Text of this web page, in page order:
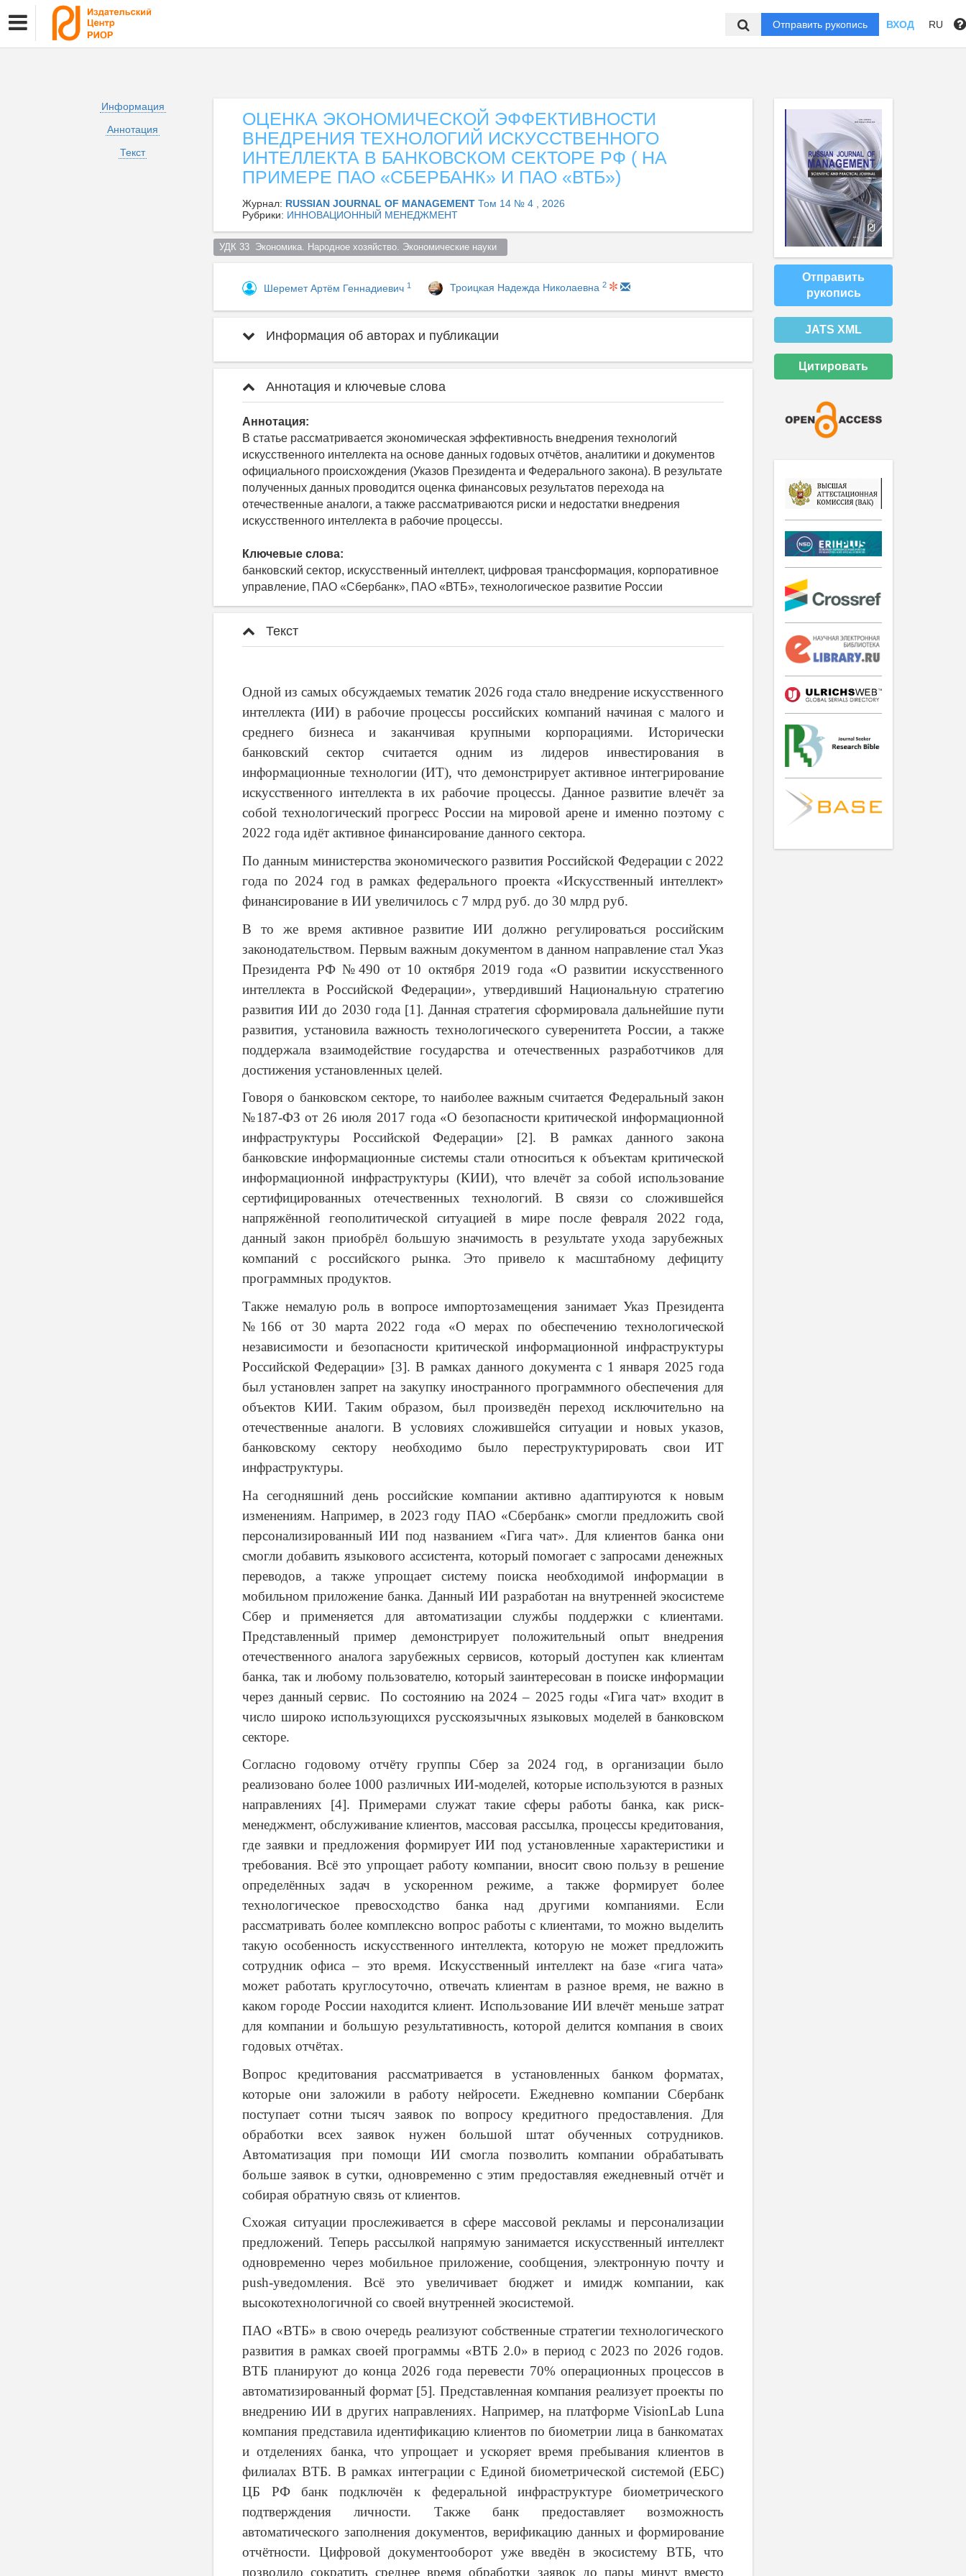
Отправить рукопись ВХОД RU
Информация
Аннотация
Текст
ОЦЕНКА ЭКОНОМИЧЕСКОЙ ЭФФЕКТИВНОСТИ
ВНЕДРЕНИЯ ТЕХНОЛОГИЙ ИСКУССТВЕННОГО
ИНТЕЛЛЕКТА В БАНКОВСКОМ СЕКТОРЕ РФ ( НА
ПРИМЕРЕ ПАО «СБЕРБАНК» И ПАО «ВТБ»)
Журнал: RUSSIAN JOURNAL OF MANAGEMENT Том 14 № 4 , 2026
Рубрики: ИННОВАЦИОННЫЙ МЕНЕДЖМЕНТ
УДК 33  Экономика. Народное хозяйство. Экономические науки
Шеремет Артём Геннадиевич 1 Троицкая Надежда Николаевна 2
Информация об авторах и публикации
Аннотация и ключевые слова
Аннотация:
В статье рассматривается экономическая эффективность внедрения технологий
искусственного интеллекта на основе данных годовых отчётов, аналитики и документов
официального происхождения (Указов Президента и Федерального закона). В результате
полученных данных проводится оценка финансовых результатов перехода на
отечественные аналоги, а также рассматриваются риски и недостатки внедрения
искусственного интеллекта в рабочие процессы.
Ключевые слова:
банковский сектор, искусственный интеллект, цифровая трансформация, корпоративное
управление, ПАО «Сбербанк», ПАО «ВТБ», технологическое развитие России
Текст
Одной из самых обсуждаемых тематик 2026 года стало внедрение искусственного
интеллекта (ИИ) в рабочие процессы российских компаний начиная с малого и
среднего бизнеса и заканчивая крупными корпорациями. Исторически
банковский сектор считается одним из лидеров инвестирования в
информационные технологии (ИТ), что демонстрирует активное интегрирование
искусственного интеллекта в их рабочие процессы. Данное развитие влечёт за
собой технологический прогресс России на мировой арене и именно поэтому с
2022 года идёт активное финансирование данного сектора.
По данным министерства экономического развития Российской Федерации с 2022
года по 2024 год в рамках федерального проекта «Искусственный интеллект»
финансирование в ИИ увеличилось с 7 млрд руб. до 30 млрд руб.
В то же время активное развитие ИИ должно регулироваться российским
законодательством. Первым важным документом в данном направление стал Указ
Президента РФ №490 от 10 октября 2019 года «О развитии искусственного
интеллекта в Российской Федерации», утвердивший Национальную стратегию
развития ИИ до 2030 года [1]. Данная стратегия сформировала дальнейшие пути
развития, установила важность технологического суверенитета России, а также
поддержала взаимодействие государства и отечественных разработчиков для
достижения установленных целей.
Говоря о банковском секторе, то наиболее важным считается Федеральный закон
№187-ФЗ от 26 июля 2017 года «О безопасности критической информационной
инфраструктуры Российской Федерации» [2]. В рамках данного закона
банковские информационные системы стали относиться к объектам критической
информационной инфраструктуры (КИИ), что влечёт за собой использование
сертифицированных отечественных технологий. В связи со сложившейся
напряжённой геополитической ситуацией в мире после февраля 2022 года,
данный закон приобрёл большую значимость в результате ухода зарубежных
компаний с российского рынка. Это привело к масштабному дефициту
программных продуктов.
Также немалую роль в вопросе импортозамещения занимает Указ Президента
№166 от 30 марта 2022 года «О мерах по обеспечению технологической
независимости и безопасности критической информационной инфраструктуры
Российской Федерации» [3]. В рамках данного документа с 1 января 2025 года
был установлен запрет на закупку иностранного программного обеспечения для
объектов КИИ. Таким образом, был произведён переход исключительно на
отечественные аналоги. В условиях сложившейся ситуации и новых указов,
банковскому сектору необходимо было переструктурировать свои ИТ
инфраструктуры.
На сегодняшний день российские компании активно адаптируются к новым
изменениям. Например, в 2023 году ПАО «Сбербанк» смогли предложить свой
персонализированный ИИ под названием «Гига чат». Для клиентов банка они
смогли добавить языкового ассистента, который помогает с запросами денежных
переводов, а также упрощает систему поиска необходимой информации в
мобильном приложение банка. Данный ИИ разработан на внутренней экосистеме
Сбер и применяется для автоматизации службы поддержки с клиентами.
Представленный пример демонстрирует положительный опыт внедрения
отечественного аналога зарубежных сервисов, который доступен как клиентам
банка, так и любому пользователю, который заинтересован в поиске информации
через данный сервис. По состоянию на 2024 – 2025 годы «Гига чат» входит в
число широко использующихся русскоязычных языковых моделей в банковском
секторе.
Согласно годовому отчёту группы Сбер за 2024 год, в организации было
реализовано более 1000 различных ИИ-моделей, которые используются в разных
направлениях [4]. Примерами служат такие сферы работы банка, как риск-
менеджмент, обслуживание клиентов, массовая рассылка, процессы кредитования,
где заявки и предложения формирует ИИ под установленные характеристики и
требования. Всё это упрощает работу компании, вносит свою пользу в решение
определённых задач в ускоренном режиме, а также формирует более
технологическое превосходство банка над другими компаниями. Если
рассматривать более комплексно вопрос работы с клиентами, то можно выделить
такую особенность искусственного интеллекта, которую не может предложить
сотрудник офиса – это время. Искусственный интеллект на базе «гига чата»
может работать круглосуточно, отвечать клиентам в разное время, не важно в
каком городе России находится клиент. Использование ИИ влечёт меньше затрат
для компании и большую результативность, которой делится компания в своих
годовых отчётах.
Вопрос кредитования рассматривается в установленных банком форматах,
которые они заложили в работу нейросети. Ежедневно компании Сбербанк
поступает сотни тысяч заявок по вопросу кредитного предоставления. Для
обработки всех заявок нужен большой штат обученных сотрудников.
Автоматизация при помощи ИИ смогла позволить компании обрабатывать
больше заявок в сутки, одновременно с этим предоставляя ежедневный отчёт и
собирая обратную связь от клиентов.
Схожая ситуации прослеживается в сфере массовой рекламы и персонализации
предложений. Теперь рассылкой напрямую занимается искусственный интеллект
одновременно через мобильное приложение, сообщения, электронную почту и
push-уведомления. Всё это увеличивает бюджет и имидж компании, как
высокотехнологичной со своей внутренней экосистемой.
ПАО «ВТБ» в свою очередь реализуют собственные стратегии технологического
развития в рамках своей программы «ВТБ 2.0» в период с 2023 по 2026 годов.
ВТБ планируют до конца 2026 года перевести 70% операционных процессов в
автоматизированный формат [5]. Представленная компания реализует проекты по
внедрению ИИ в других направлениях. Например, на платформеVisionLab Luna
компания представила идентификацию клиентов по биометрии лица в банкоматах
и отделениях банка, что упрощает и ускоряет время пребывания клиентов в
филиалах ВТБ. В рамках интеграции с Единой биометрической системой (ЕБС)
ЦБ РФ банк подключён к федеральной инфраструктуре биометрического
подтверждения личности. Также банк предоставляет возможность
автоматического заполнения документов, верификацию данных и формирование
отчётности. Цифровой документооборот уже введён в экосистему ВТБ, что
позволило сократить среднее время обработки заявок до пары минут вместо
Отправить
рукопись
JATS XML
Цитировать